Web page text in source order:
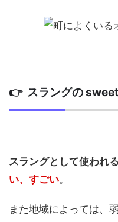
👉 スラングの sweet
スラングとして使われ
い、すごい。
また地域によっては、